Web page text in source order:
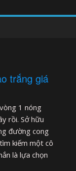
trắng giá
1 nóng
rồi. Sở hữu
đường cong
kiếm một cô
là lựa chọn